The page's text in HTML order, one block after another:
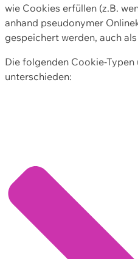
wie Cookies erfüllen (z.B.
anhand pseudonymer
gespeichert werden, auch
Die folgenden Cookie-
unterschieden: